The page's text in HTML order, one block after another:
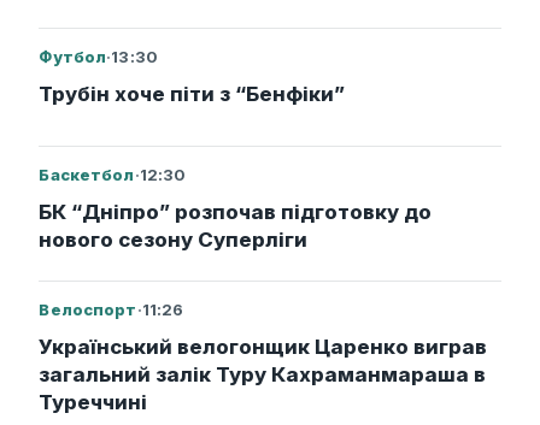
Футбол·13:30
Трубін хоче піти з “Бенфіки”
Баскетбол·12:30
БК “Дніпро” розпочав підготовку до
нового сезону Суперліги
Велоспорт·11:26
Український велогонщик Царенко виграв
загальний залік Туру Кахраманмараша в
Туреччині